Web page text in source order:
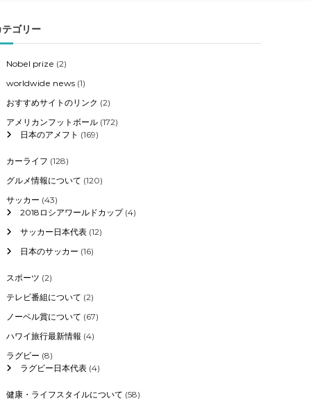
テゴリー
Nobel prize (2)
worldwide news (1)
おすすめサイトのリンク (2)
アメリカンフットボール (172)
日本のアメフト (169)
カーライフ (128)
グルメ情報について (120)
サッカー (43)
2018ロシアワールドカップ(4)
サッカー日本代表 (12)
日本のサッカー (16)
スポーツ (2)
テレビ番組について (2)
ノーベル賞について (67)
ハワイ旅行最新情報 (4)
ラグビー (8)
ラグビー日本代表 (4)
健康・ライフスタイルについて (58)